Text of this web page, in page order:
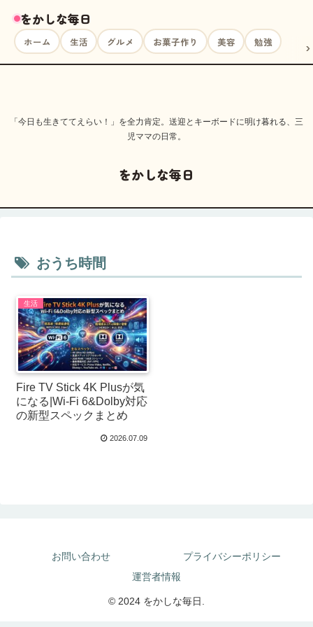
をかしな毎日
ホーム 生活 グルメ お菓子作り 美容 勉強
「今日も生きててえらい！」を全力肯定。送迎とキーボードに明け暮れる、三
児ママの日常。
をかしな毎日
おうち時間
生活
Fire TV Stick 4K Plusが気
になる|Wi-Fi 6&Dolby対応
の新型スペックまとめ
2026.07.09
お問い合わせ
プライバシーポリシー
運営者情報
© 2024 をかしな毎日.